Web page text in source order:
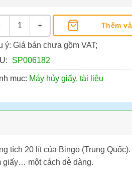
Hủy Giấy Bingo C35, 20 Lít, Cắt 8-
Thêm
ý: Giá bán chưa gồm VAT;
SP006182
mục: Máy hủy giấy, tài liệu
tích 20 lít của Bingo (Trung
giấy… một cách dễ dàng.